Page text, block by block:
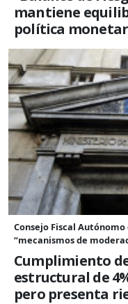
mantiene
política
Consejo Fiscal
“mecanismos de
Cumplimiento
estructural de
pero presenta